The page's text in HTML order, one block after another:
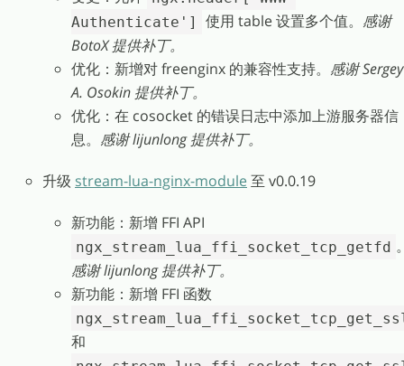
Authenticate']
使用 table 设置多个值。 感谢
BotoX 提供补丁。
优化：新增对 freenginx 的兼容性支持。 感谢 Sergey
A. Osokin 提供补丁。
优化：在 cosocket 的错误日志中添加上游服务器信
息。 感谢 lijunlong 提供补丁。
升级 stream-lua-nginx-module至 v0.0.19
新功能：新增 FFI API
ngx_stream_lua_ffi_socket_tcp_getfd
感谢 lijunlong 提供补丁。
新功能：新增 FFI 函数
和